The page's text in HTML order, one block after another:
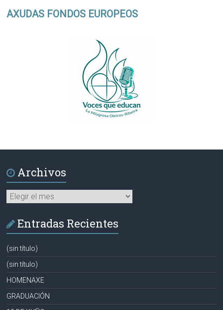
AXUDAS FONDOS EUROPEOS
Archivos
Archivos
Entradas Recientes
(sin título)
(sin título)
HOMENAXE
GRADUACIÓN